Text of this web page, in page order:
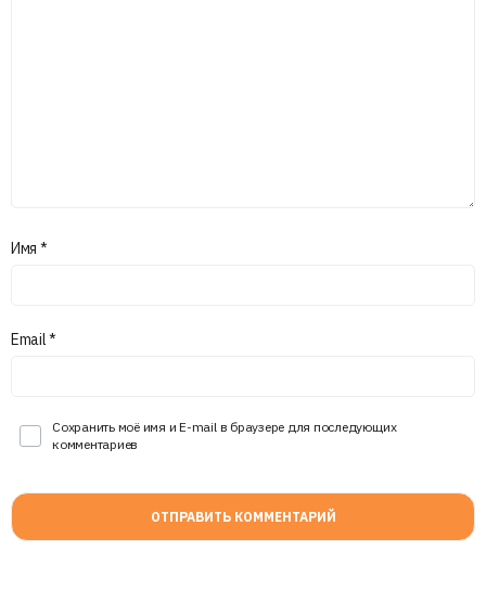
Имя *
Email*
Сохранить моё имя и E-mail в браузере для последующих
комментариев